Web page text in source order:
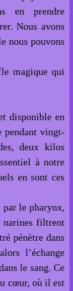
en prendre
Nous avons
nous pouvons
magique qui
disponible en
pendant vingt-
deux kilos
à notre
en sont ces
par le pharynx,
narines filtrent
pénètre dans
l’échange
le sang. Ce
cœur, où il est